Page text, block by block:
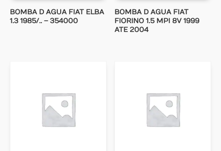
BOMBA D AGUA FIAT ELBA
1.3 1985/.. – 354000
BOMBA D AGUA FIAT
FIORINO 1.5 MPI 8V 1999
ATE 2004